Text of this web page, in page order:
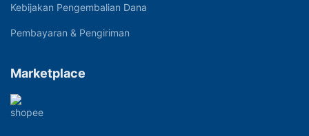
Kebijakan Pengembalian Dana
Pembayaran & Pengiriman
Marketplace